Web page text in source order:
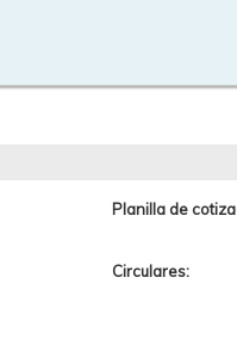
Planilla de
Circulares: